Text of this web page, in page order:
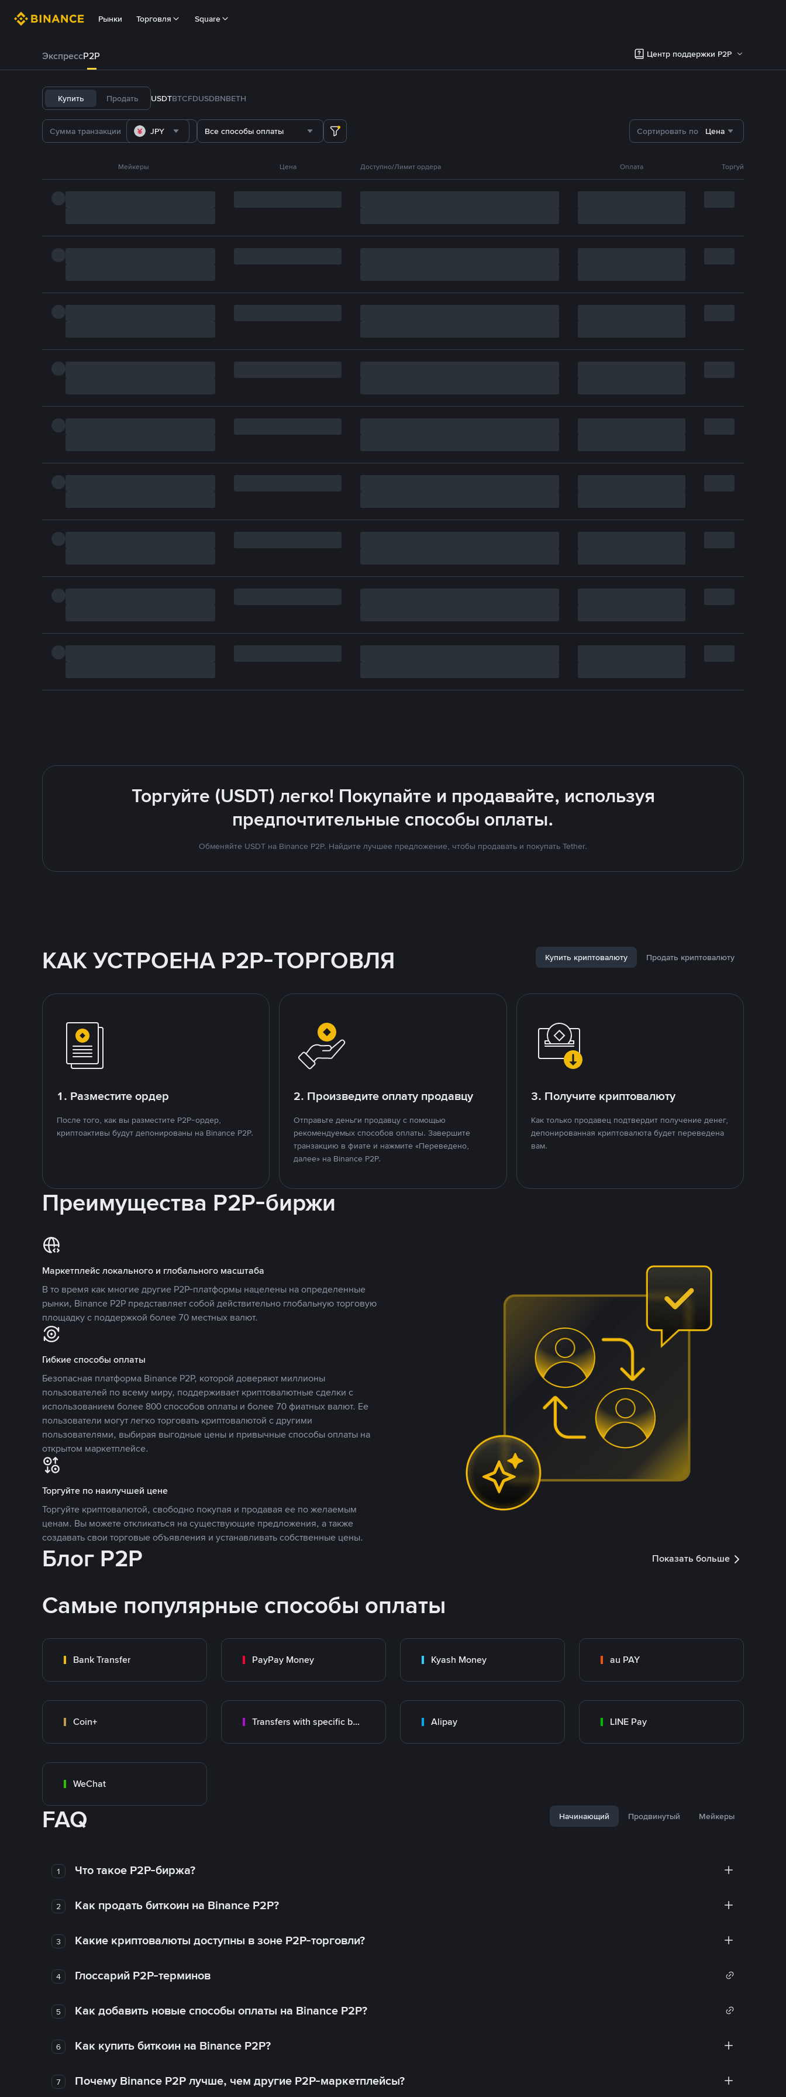
Рынки Торговля Square
ЭкспрессP2P Центр поддержки P2P
Купить Продать USDTBTCFDUSDBNBETH
JPY Все способы оплаты Сортировать по Цена
Мейкеры Цена Доступно/Лимит ордера Оплата Торгуй
Торгуйте (USDT) легко! Покупайте и продавайте, используя
предпочтительные способы оплаты.
Обменяйте USDT на Binance P2P. Найдите лучшее предложение, чтобы продавать и покупать Tether.
КАК УСТРОЕНА P2P-ТОРГОВЛЯ Купить криптовалюту Продать криптовалюту
1. Разместите ордер
После того, как вы разместите P2P-ордер,
криптоактивы будут депонированы на Binance P2P.
2. Произведите оплату продавцу
Отправьте деньги продавцу с помощью
рекомендуемых способов оплаты. Завершите
транзакцию в фиате и нажмите «Переведено,
далее» на Binance P2P.
3. Получите криптовалюту
Как только продавец подтвердит получение денег,
депонированная криптовалюта будет переведена
вам.
Преимущества P2P-биржи
Маркетплейс локального и глобального масштаба
В то время как многие другие P2P-платформы нацелены на определенные
рынки, Binance P2P представляет собой действительно глобальную торговую
площадку с поддержкой более 70 местных валют.
Гибкие способы оплаты
Безопасная платформа Binance P2P, которой доверяют миллионы
пользователей по всему миру, поддерживает криптовалютные сделки с
использованием более 800 способов оплаты и более 70 фиатных валют. Ее
пользователи могут легко торговать криптовалютой с другими
пользователями, выбирая выгодные цены и привычные способы оплаты на
открытом маркетплейсе.
Торгуйте по наилучшей цене
Торгуйте криптовалютой, свободно покупая и продавая ее по желаемым
ценам. Вы можете откликаться на существующие предложения, а также
создавать свои торговые объявления и устанавливать собственные цены.
Блог P2P Показать больше
Самые популярные способы оплаты
Bank Transfer PayPay Money Kyash Money au PAY
Coin+ Transfers with specific bank Alipay LINE Pay
WeChat
FAQ Начинающий Продвинутый Мейкеры
1 Что такое P2P-биржа?
2 Как продать биткоин на Binance P2P?
3 Какие криптовалюты доступны в зоне P2P-торговли?
4 Глоссарий P2P-терминов
5 Как добавить новые способы оплаты на Binance P2P?
6 Как купить биткоин на Binance P2P?
7 Почему Binance P2P лучше, чем другие P2P-маркетплейсы?